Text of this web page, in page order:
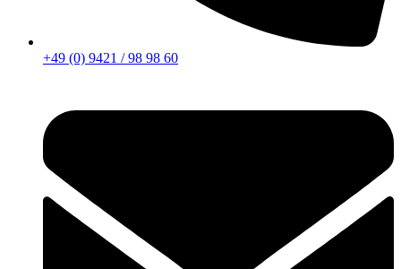
+49 (0) 9421 / 98 98 60